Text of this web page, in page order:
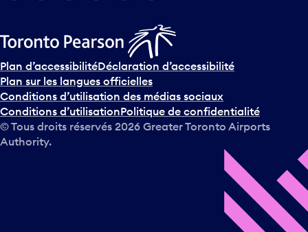
Plan d’accessibilitéDéclaration d’accessibilité
Plan sur les langues officielles
Conditions d’utilisation des médias sociaux
Conditions d’utilisationPolitique de confidentialité
© Tous droits réservés 2026 Greater Toronto Airports
Authority.